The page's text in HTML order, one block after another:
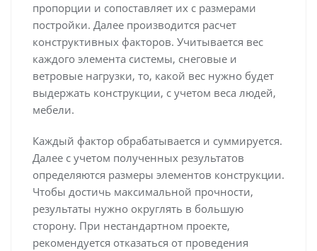
пропорции и сопоставляет их с размерами
постройки. Далее производится расчет
конструктивных факторов. Учитывается вес
каждого элемента системы, снеговые и
ветровые нагрузки, то, какой вес нужно будет
выдержать конструкции, с учетом веса людей,
мебели.
Каждый фактор обрабатывается и суммируется.
Далее с учетом полученных результатов
определяются размеры элементов конструкции.
Чтобы достичь максимальной прочности,
результаты нужно округлять в большую
сторону. При нестандартном проекте,
рекомендуется отказаться от проведения